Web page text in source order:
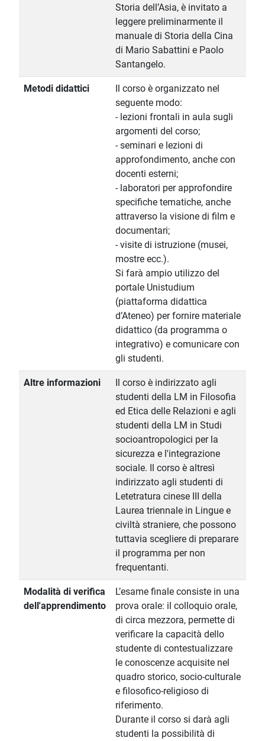
Storia dell’Asia, è invitato a
leggere preliminarmente il
manuale di Storia della Cina
di Mario Sabattini e Paolo
Santangelo.
Metodi didattici
Il corso è organizzato nel
seguente modo:
- lezioni frontali in aula sugli
argomenti del corso;
- seminari e lezioni di
approfondimento, anche con
docenti esterni;
- laboratori per approfondire
specifiche tematiche, anche
attraverso la visione di film e
documentari;
- visite di istruzione (musei,
mostre ecc.).
Si farà ampio utilizzo del
portale Unistudium
(piattaforma didattica
d’Ateneo) per fornire materiale
didattico (da programma o
integrativo) e comunicare con
gli studenti.
Altre informazioni
Il corso è indirizzato agli
studenti della LM in Filosofia
ed Etica delle Relazioni e agli
studenti della LM in Studi
socioantropologici per la
sicurezza e l'integrazione
sociale. Il corso è altresì
indirizzato agli studenti di
Letetratura cinese III della
Laurea triennale in Lingue e
civiltà straniere, che possono
tuttavia scegliere di preparare
il programma per non
frequentanti.
Modalità di verifica
dell'apprendimento
L’esame finale consiste in una
prova orale: il colloquio orale,
di circa mezzora, permette di
verificare la capacità dello
studente di contestualizzare
le conoscenze acquisite nel
quadro storico, socio-culturale
e filosofico-religioso di
riferimento.
Durante il corso si darà agli
studenti la possibilità di